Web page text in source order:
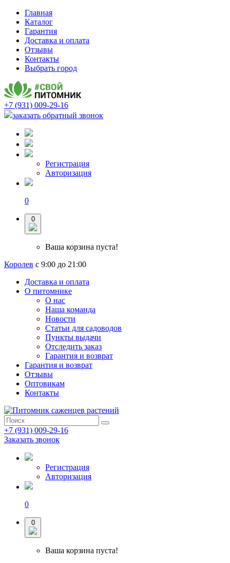
Главная
Каталог
Гарантия
Доставка и оплата
Отзывы
Контакты
Выбрать город
+7 (931) 009-29-16
заказать обратный звонок
Регистрация
Авторизация
0
0
Ваша корзина пуста!
Королев с 9:00 до 21:00
Доставка и оплата
О питомнике
О нас
Наша команда
Новости
Статьи для садоводов
Пункты выдачи
Отследить заказ
Гарантия и возврат
Гарантия и возврат
Отзывы
Оптовикам
Контакты
+7 (931) 009-29-16
Заказать звонок
Регистрация
Авторизация
0
0
Ваша корзина пуста!